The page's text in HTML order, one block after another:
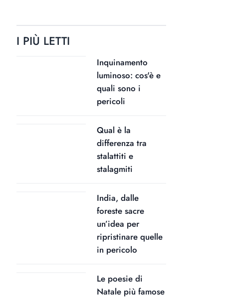
I PIÙ LETTI
Inquinamento
luminoso: cos'è e
quali sono i
pericoli
Qual è la
differenza tra
stalattiti e
stalagmiti
India, dalle
foreste sacre
un’idea per
ripristinare quelle
in pericolo
Le poesie di
Natale più famose